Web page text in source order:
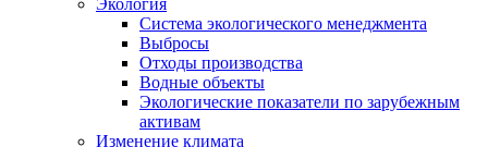
Экология
Система экологического менеджмента
Выбросы
Отходы производства
Водные объекты
Экологические показатели по зарубежным
активам
Изменение климата